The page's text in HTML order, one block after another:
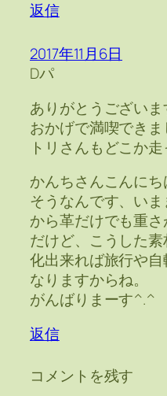
返信
2017年11月6日
Dパ
ありがとうございま
おかげで満喫でき
トリさんもどこか
かんちさんこんにち
そうなんです、い
から革だけでも重
だけど、こうした
化出来れば旅行や
なりますからね。
がんばりまーす^.^
返信
コメントを残す